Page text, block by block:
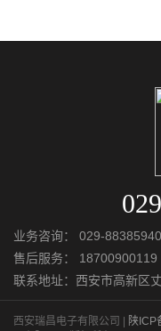
业务咨询： 029-88385940
售后服务：
联系地址：西安市高新区
西安瑞昌电子有限公司 | 陕ICP